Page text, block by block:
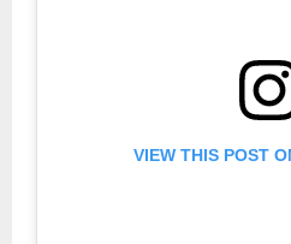
VIEW THIS POST